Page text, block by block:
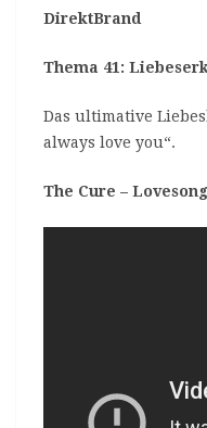
DirektBrand
Thema 41:
Das ultimative
always love you“.
The Cure – Lovesong